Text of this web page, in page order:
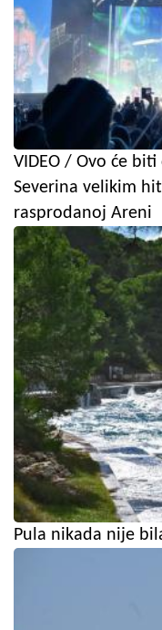
VIDEO / Ovo će
Severina velikim
rasprodanoj Areni
Pula nikada nije